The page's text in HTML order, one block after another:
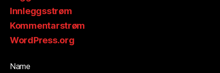
Innleggsstrøm
Kommentarstrøm
WordPress.org
Name